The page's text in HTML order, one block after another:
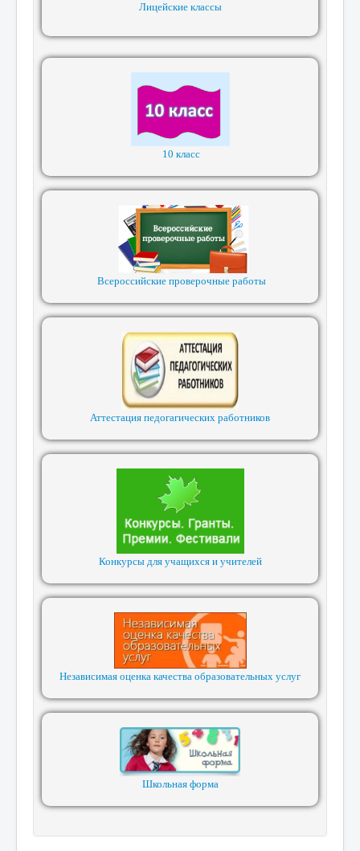
Лицейские классы
10 класс
Всероссийские проверочные работы
Аттестация педогагических работников
Конкурсы для учащихся и учителей
Независимая оценка качества образовательных услуг
Школьная форма